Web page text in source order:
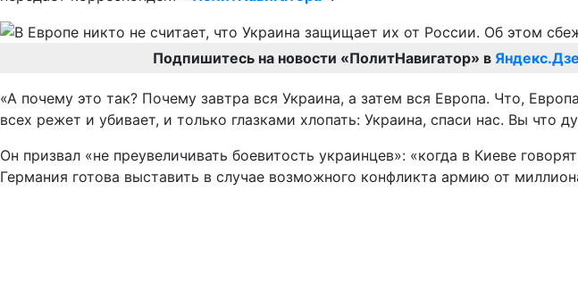
Подпишитесь на новости «ПолитНавигатор» в
«А почему это так? Почему завтра вся Украина, а затем вся Европа. Что,
всех режет и убивает, и только глазками хлопать: Украина, спаси нас. Вы что
Он призвал «не преувеличивать боевитость украинцев»: «когда в Киеве
Германия готова выставить в случае возможного конфликта армию от